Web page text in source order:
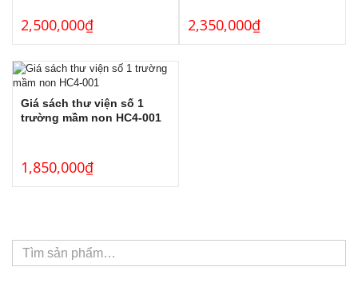
2,500,000₫ 2,350,000₫
Giá sách thư viện số 1
trường mầm non HC4-001
1,850,000₫